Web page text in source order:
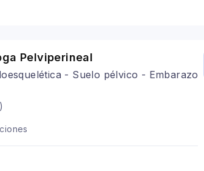
Pelviperineal
- Suelo pélvico - Embarazo
)